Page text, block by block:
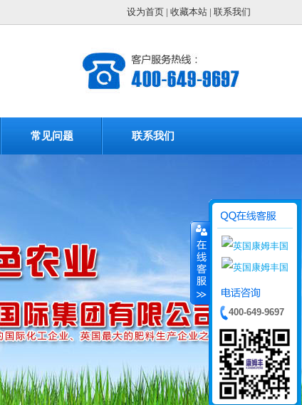
设为首页 | 收藏本站 | 联系我们
常见问题 联系我们
400-649-9697